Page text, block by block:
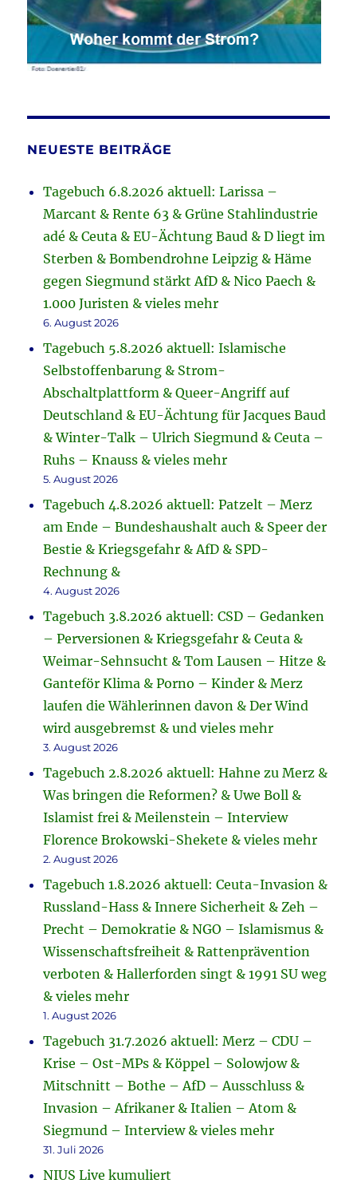
NEUESTE BEITRÄGE
Tagebuch 6.8.2026 aktuell: Larissa –
Marcant & Rente 63 & Grüne Stahlindustrie
adé & Ceuta & EU-Ächtung Baud & D liegt im
Sterben & Bombendrohne Leipzig & Häme
gegen Siegmund stärkt AfD & Nico Paech &
1.000 Juristen & vieles mehr
6. August 2026
Tagebuch 5.8.2026 aktuell: Islamische
Selbstoffenbarung & Strom-
Abschaltplattform & Queer-Angriff auf
Deutschland & EU-Ächtung für Jacques Baud
& Winter-Talk – Ulrich Siegmund & Ceuta –
Ruhs – Knauss & vieles mehr
5. August 2026
Tagebuch 4.8.2026 aktuell: Patzelt – Merz
am Ende – Bundeshaushalt auch & Speer der
Bestie & Kriegsgefahr & AfD & SPD-
Rechnung &
4. August 2026
Tagebuch 3.8.2026 aktuell: CSD – Gedanken
– Perversionen & Kriegsgefahr & Ceuta &
Weimar-Sehnsucht & Tom Lausen – Hitze &
Ganteför Klima & Porno – Kinder & Merz
laufen die Wählerinnen davon & Der Wind
wird ausgebremst & und vieles mehr
3. August 2026
Tagebuch 2.8.2026 aktuell: Hahne zu Merz &
Was bringen die Reformen? & Uwe Boll &
Islamist frei & Meilenstein – Interview
Florence Brokowski-Shekete & vieles mehr
2. August 2026
Tagebuch 1.8.2026 aktuell: Ceuta-Invasion &
Russland-Hass & Innere Sicherheit & Zeh –
Precht – Demokratie & NGO – Islamismus &
Wissenschaftsfreiheit & Rattenprävention
verboten & Hallerforden singt & 1991 SU weg
& vieles mehr
1. August 2026
Tagebuch 31.7.2026 aktuell: Merz – CDU –
Krise – Ost-MPs & Köppel – Solowjow &
Mitschnitt – Bothe – AfD – Ausschluss &
Invasion – Afrikaner & Italien – Atom &
Siegmund – Interview & vieles mehr
31. Juli 2026
NIUS Live kumuliert